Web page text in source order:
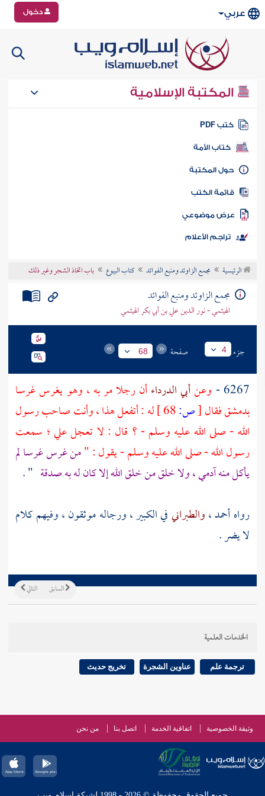
عربي دخول
المكتبة الإسلامية
كتب PDF
كتاب الأمة
المكتبة
الكتب
موضوعي
تراجم الأعلام
الرئيسية مجمع الزاوئد ومنبع الفوائد كتاب البيوع باب اتخاذ الشجر وغير ذلك
مجمع الزاوئد ومنبع الفوائد
الهيثمي - نور الدين علي بن أبي بكر الهيثمي
جزء 4 صفحة 68
6267 - وعنأبي الدرداءأن رجلا مر به ، وهو يغرس غرسا
بدمشقفقال[ص:
له : أتفعل هذا ، وأنت صاحب رسول
الله - صلى الله عليه وسلم - ؟ قال : لا تعجل علي ؛ سمعت
رسول الله - صلى الله عليه وسلم - يقول : "من غرس غرسا لم
يأكل منه آدمي ، ولا خلق من خلق الله إلا كان له به صدقة " .
رواهأحمد،والطبرانيفي الكبير ، ورجاله موثقون ، وفيهم كلام
لا يضر .
التالي السابق
الخدمات العلمية
ترجمة علم عناوين الشجرة تخريج حديث
وثيقة الخصوصية اتفاقية الخدمة اتصل بنا من نحن